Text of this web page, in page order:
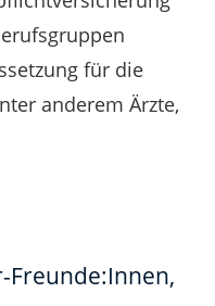
für die
anderem Ärzte,
Freunde:Innen,